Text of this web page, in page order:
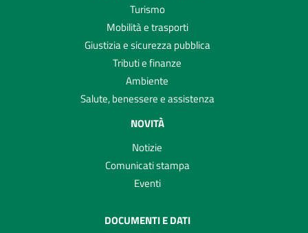
Turismo
Mobilità e trasporti
Giustizia e sicurezza pubblica
Tributi e finanze
Ambiente
Salute, benessere e assistenza
NOVITÀ
Notizie
Comunicati stampa
Eventi
DOCUMENTI E DATI